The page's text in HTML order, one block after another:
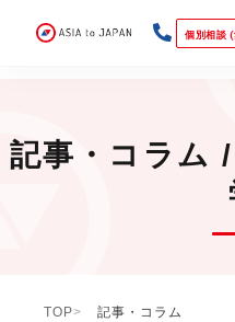
個別相談
記事・コラム
TOP 記事・コラム